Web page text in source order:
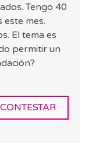
Tengo 40
mes.
El tema es
permitir un
CONTESTAR